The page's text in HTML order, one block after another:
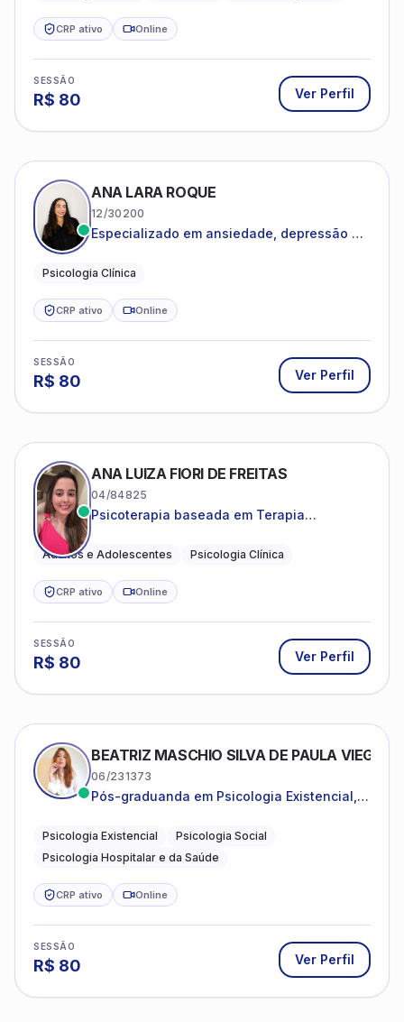
CRP ativo Online
SESSÃO
R$ 80 Ver Perfil
ANA LARA ROQUE
12/30200
Especializado em ansiedade, depressão e
Psicologia Clínica
CRP ativo Online
SESSÃO
R$ 80 Ver Perfil
ANA LUIZA FIORI DE FREITAS
04/84825
Psicoterapia baseada em Terapia
Adultos e Adolescentes Psicologia Clínica
CRP ativo Online
SESSÃO
R$ 80 Ver Perfil
BEATRIZ MASCHIO SILVA DE PAULA VIEGAS
06/231373
Pós-graduanda em Psicologia Existencial,
da Saúde.
Psicologia Existencial
Psicologia Social
Psicologia Hospitalar e da Saúde
CRP ativo Online
SESSÃO
R$ 80 Ver Perfil